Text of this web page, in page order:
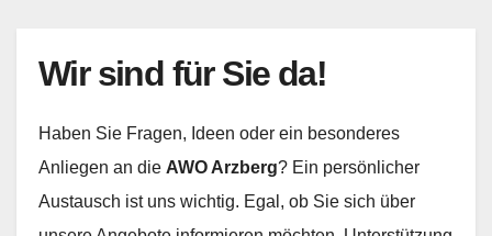
Wir sind für Sie da!
Haben Sie Fragen, Ideen oder ein besonderes
Anliegen an die AWO Arzberg? Ein persönlicher
Austausch ist uns wichtig. Egal, ob Sie sich über